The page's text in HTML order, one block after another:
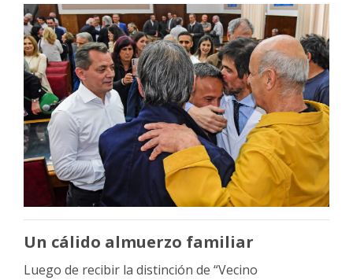
Un cálido almuerzo familiar
Luego de recibir la distinción de “Vecino